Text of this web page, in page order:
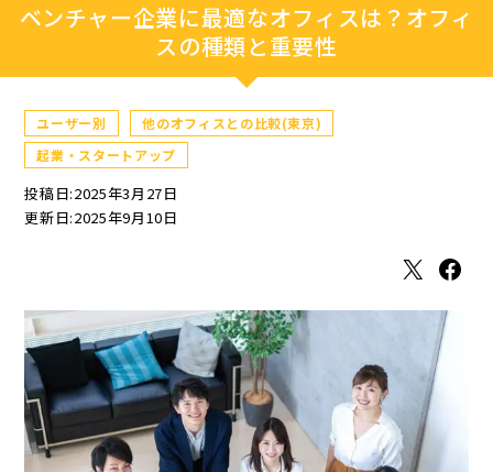
ベンチャー企業に最適なオフィスは？オフィ
スの種類と重要性
ユーザー別
他のオフィスとの比較(東京)
起業・スタートアップ
投稿日:2025年3月27日
更新日:2025年9月10日
X Facebook